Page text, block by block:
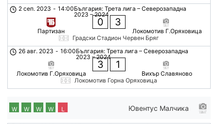
България: Трета лига – Северозападна
2023 – 2024
2 сеп. 2023 - 14:00
Партизан
0 3
Локомотив Г.Оряховица
Градски Стадион Червен Бряг
България: Трета лига – Северозападна
2023 – 2024
26 авг. 2023 - 16:00
Локомотив Г.Оряховица
3 1
Вихър Славяново
Локомотив Горна Оряховица
Ювентус Малчика
W W W W L